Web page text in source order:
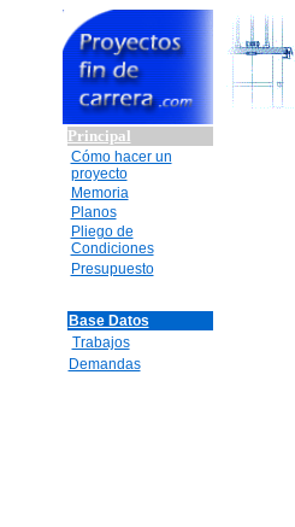
Principal
Cómo hacer un
proyecto
Memoria
Planos
Pliego de
Condiciones
Presupuesto
Base Datos
Trabajos
Demandas